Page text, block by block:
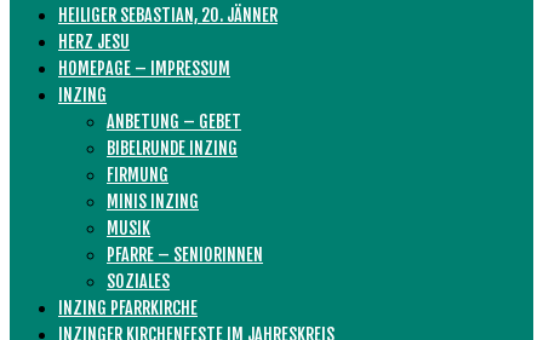
HEILIGER SEBASTIAN, 20. JÄNNER
HERZ JESU
HOMEPAGE – IMPRESSUM
INZING
ANBETUNG – GEBET
BIBELRUNDE INZING
FIRMUNG
MINIS INZING
MUSIK
PFARRE – SENIORINNEN
SOZIALES
INZING PFARRKIRCHE
INZINGER KIRCHENFESTE IM JAHRESKREIS